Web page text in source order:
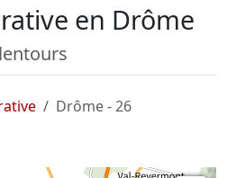
en Drôme
Drôme - 26